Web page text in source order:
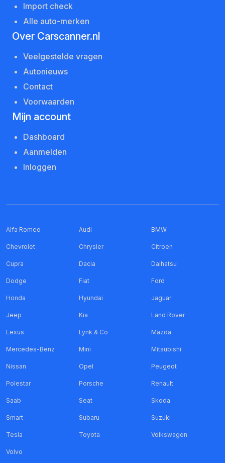
Import check
Alle auto-merken
Over Carscanner.nl
Veelgestelde vragen
Autonieuws
Contact
Voorwaarden
Mijn account
Dashboard
Aanmelden
Inloggen
Alfa Romeo Audi BMW
Chevrolet Chrysler Citroen
Cupra Dacia Daihatsu
Dodge Fiat Ford
Honda Hyundai Jaguar
Jeep Kia Land Rover
Lexus Lynk & Co Mazda
Mercedes-Benz Mini Mitsubishi
Nissan Opel Peugeot
Polestar Porsche Renault
Saab Seat Skoda
Smart Subaru Suzuki
Tesla Toyota Volkswagen
Volvo